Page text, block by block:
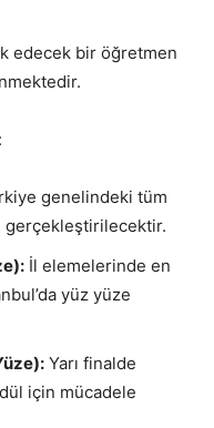
edecek bir öğretmen
genelindeki tüm
gerçekleştirilecektir.
İl elemelerinde en
yüz yüze
Yarı finalde
için mücadele